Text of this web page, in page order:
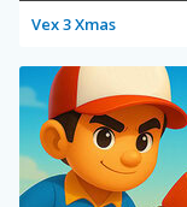
Vex 3 Xmas